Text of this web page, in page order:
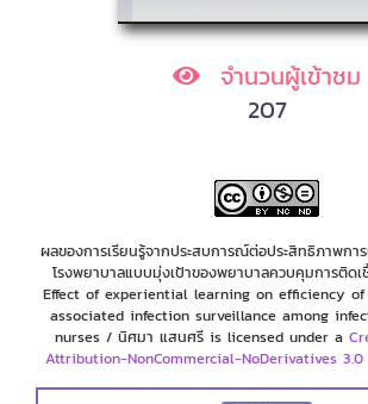
จำนวนผู้เข้าชม
207
ผลของการเรียนรู้จากประสบการณ์ต่อประสิทธิภาพการ
โรงพยาบาลแบบมุ่งเป้าของพยาบาลควบคุมการติดเ
Effect of experiential learning on efficiency
associated infection surveillance among
nurses / นิศมา แสนศรี is licensed under a
Attribution-NonCommercial-NoDerivatives